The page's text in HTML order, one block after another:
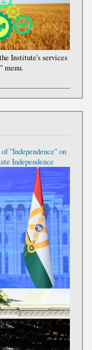
Institute's services
menu.
"Independence" on
Independence